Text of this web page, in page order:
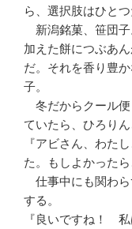
ら、選択肢はひとつ
新潟銘菓、笹団子
加えた餅につぶあ
だ。それを香り豊
子。
冬だからクール便
ていたら、ひろりん
『アビさん、わた
た。もしよかった
仕事中にも関わら
する。
『良いですね！